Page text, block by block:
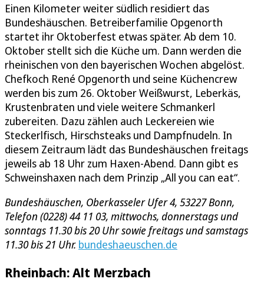
Einen Kilometer weiter südlich residiert das
Bundeshäuschen. Betreiberfamilie Opgenorth
startet ihr Oktoberfest etwas später. Ab dem 10.
Oktober stellt sich die Küche um. Dann werden die
rheinischen von den bayerischen Wochen abgelöst.
Chefkoch René Opgenorth und seine Küchencrew
werden bis zum 26. Oktober Weißwurst, Leberkäs,
Krustenbraten und viele weitere Schmankerl
zubereiten. Dazu zählen auch Leckereien wie
Steckerlfisch, Hirschsteaks und Dampfnudeln. In
diesem Zeitraum lädt das Bundeshäuschen freitags
jeweils ab 18 Uhr zum Haxen-Abend. Dann gibt es
Schweinshaxen nach dem Prinzip „All you can eat“.
Bundeshäuschen, Oberkasseler Ufer 4, 53227 Bonn,
Telefon (0228) 44 11 03, mittwochs, donnerstags und
sonntags 11.30 bis 20 Uhr sowie freitags und samstags
11.30 bis 21 Uhr. bundeshaeuschen.de
Rheinbach: Alt Merzbach